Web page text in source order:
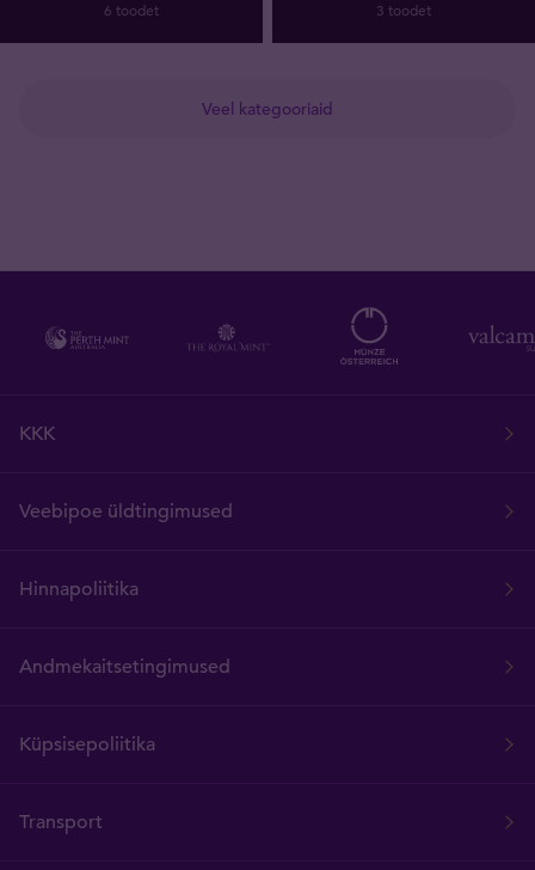
Veel kategooriaid
6 toodet 3 toodet
KKK
Veebipoe üldtingimused
Hinnapoliitika
Andmekaitsetingimused
Küpsisepoliitika
Transport